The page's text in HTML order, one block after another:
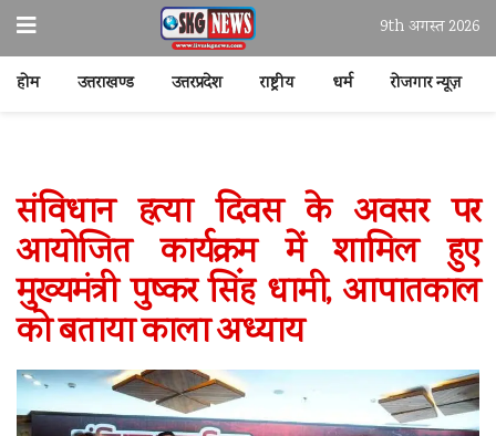
9th अगस्त 2026
होम उत्तराखण्ड उत्तरप्रदेश राष्ट्रीय धर्म रोजगार न्यूज़
संविधान हत्या दिवस के अवसर पर
आयोजित कार्यक्रम में शामिल हुए
मुख्यमंत्री पुष्कर सिंह धामी, आपातकाल
को बताया काला अध्याय